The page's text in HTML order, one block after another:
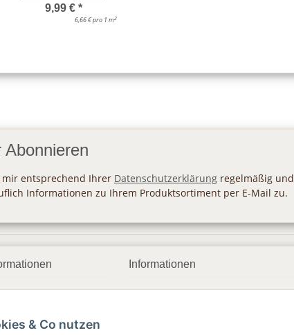
9,99 € *
6,66 € pro 1 m2
Abonnieren
mir entsprechend Ihrer Datenschutzerklärung regelmäßig und
Informationen zu Ihrem Produktsortiment per E-Mail zu.
Informationen
& Co nutzen